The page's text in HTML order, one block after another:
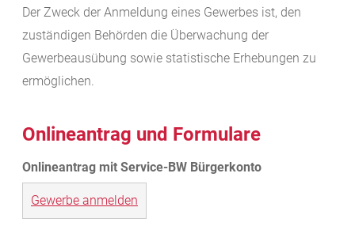
Der Zweck der Anmeldung eines Gewerbes ist, den
zuständigen Behörden die Überwachung der
Gewerbeausübung sowie statistische Erhebungen zu
ermöglichen.
Onlineantrag und Formulare
Gewerbe anmelden